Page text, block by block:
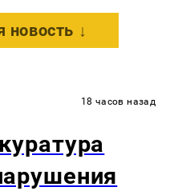
↓
18 часов назад